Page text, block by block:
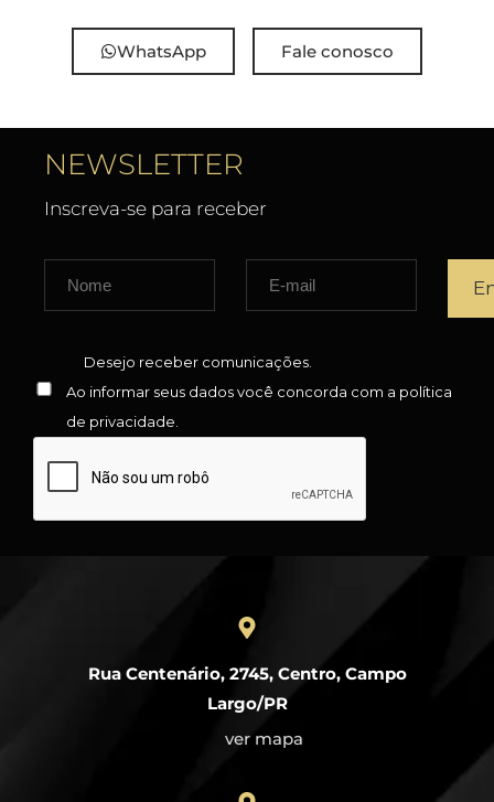
WhatsApp Fale conosco
NEWSLETTER
Inscreva-se para receber
Desejo receber comunicações.
Ao informar seus dados você concorda com a política
de privacidade
Rua Centenário, 2745, Centro, Campo
Largo/PR
ver mapa